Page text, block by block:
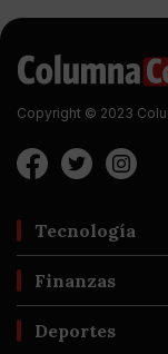
Copyright © 2023
Tecnología
Finanzas
Deportes